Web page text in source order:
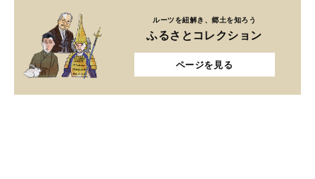
ルーツを紐解き、郷土を知ろう
ふるさとコレクション
ページを見る